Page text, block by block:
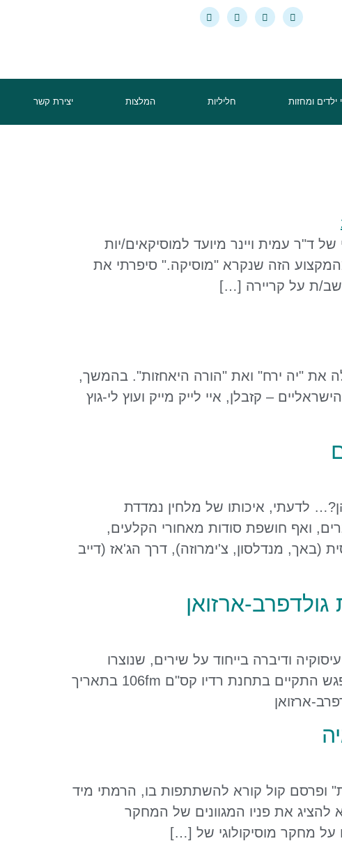
ילדים ומחזות חליליות המלצות יצירת קשר
ד"ר עמית ויינר מיועד למוסיקאים/יות
הזה שנקרא "מוסיקה." סיפרתי את
ת על קריירה […]
את "יה ירח" ואת "הורה היאחזות". בהמשך,
– קזבלן, איי לייק מייק ועוץ לי-גוץ
לדעתי, איכותו של מלחין נמדדת
ואף חושפת סודות מאחורי הקלעים,
(באך, מנדלסון, צ'ימרוזה), דרך הג'אז (דייב
ארזואן
ודיברה בייחוד על שירים, שנוצרו
ממנגינות לפני המילים. בין המלחינים: נעמי שמר, דובי זלצר, מתי כספי ויצחק קלפטר. המפגש התקיים בתחנת רדיו קס"ם 106fm בתאריך
ופרסם קול קורא להשתתפות בו, הרמתי מיד
את פניו המגוונים של המחקר
על מחקר מוסיקולוגי של […]